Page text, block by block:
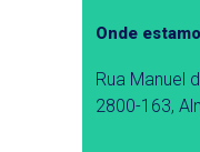
Onde
Rua Manuel
2800-163,